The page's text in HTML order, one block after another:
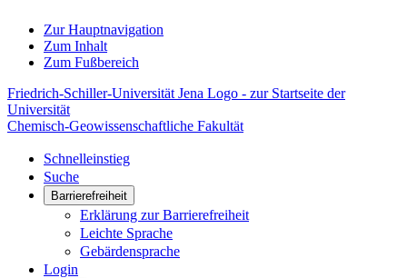
Zur Hauptnavigation
Zum Inhalt
Zum Fußbereich
Friedrich-Schiller-Universität Jena Logo - zur Startseite der
Universität
Chemisch-Geowissenschaftliche Fakultät
Schnelleinstieg
Suche
Barrierefreiheit
Erklärung zur Barrierefreiheit
Leichte Sprache
Gebärdensprache
Login